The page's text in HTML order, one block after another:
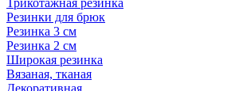
Трикотажная резинка
Резинки для брюк
Резинка 3 см
Резинка 2 см
Широкая резинка
Вязаная, тканая
Декоративная